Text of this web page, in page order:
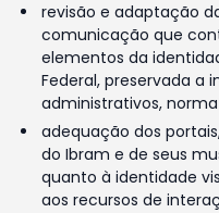
revisão e adaptação
comunicação que
elementos da
Federal, preservada a
administrativos,
adequação dos
do Ibram e de seus
quanto à identidade
aos recursos de